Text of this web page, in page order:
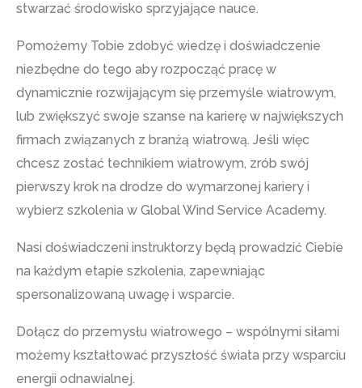
stwarzać środowisko sprzyjające nauce.
Pomożemy Tobie zdobyć wiedzę i doświadczenie
niezbędne do tego aby rozpocząć pracę w
dynamicznie rozwijającym się przemyśle wiatrowym,
lub zwiększyć swoje szanse na karierę w największych
firmach związanych z branżą wiatrową. Jeśli więc
chcesz zostać technikiem wiatrowym, zrób swój
pierwszy krok na drodze do wymarzonej kariery i
wybierz szkolenia w Global Wind Service Academy.
Nasi doświadczeni instruktorzy będą prowadzić Ciebie
na każdym etapie szkolenia, zapewniając
spersonalizowaną uwagę i wsparcie.
Dołącz do przemysłu wiatrowego – wspólnymi siłami
możemy kształtować przyszłość świata przy wsparciu
energii odnawialnej.